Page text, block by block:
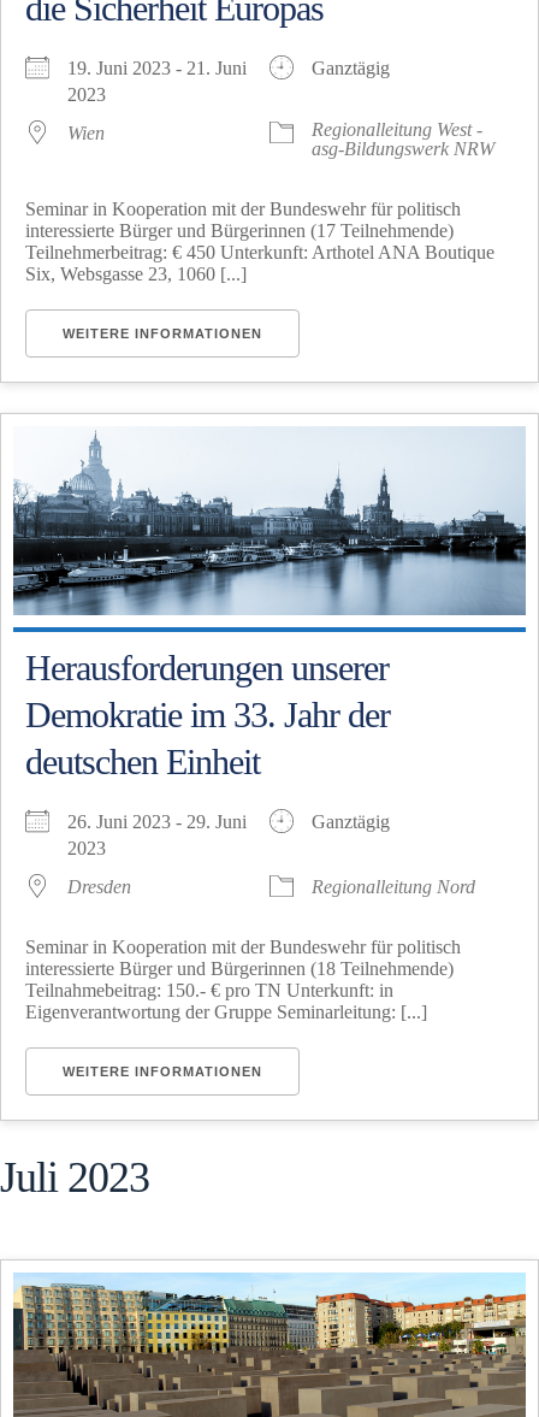
19. Juni 2023 - 21. Juni
2023
Ganztägig
Wien
Regionalleitung West -
asg-Bildungswerk NRW
Seminar in Kooperation mit der Bundeswehr für politisch
interessierte Bürger und Bürgerinnen (17 Teilnehmende)
Teilnehmerbeitrag: € 450 Unterkunft: Arthotel ANA Boutique
Six, Websgasse 23, 1060 [...]
WEITERE INFORMATIONEN
Herausforderungen unserer
Demokratie im 33. Jahr der
deutschen Einheit
26. Juni 2023 - 29. Juni
2023
Ganztägig
Dresden Regionalleitung Nord
Seminar in Kooperation mit der Bundeswehr für politisch
interessierte Bürger und Bürgerinnen (18 Teilnehmende)
Teilnahmebeitrag: 150.- € pro TN Unterkunft: in
Eigenverantwortung der Gruppe Seminarleitung: [...]
WEITERE INFORMATIONEN
Juli 2023